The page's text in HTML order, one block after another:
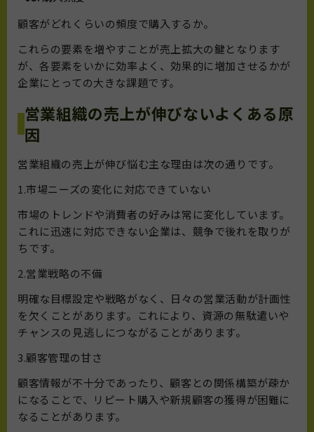
顧客がどれくらいの頻度で購入するか。
これらの要素を増やすことが売上拡大の鍵となります
が、各要素をいかに効率よく、効果的に増加させるかが
企業にとっての大きな課題です。
営業組織の売上が伸びないよくある原
因
営業組織の売上が伸び悩む主な理由は次の通りです。
1.市場ニーズの変化に対応できていない
市場のトレンドや消費者の好みは常に変化しています。
これに迅速に対応できない企業は、競争で後れを取りが
ちです。
2.営業戦略の不備
明確な目標設定や戦略がなく、日々の営業活動が計画性
を欠くことがあります。これにより、資源の無駄遣いや
チャンスの見逃しにつながることがあります。
3.顧客管理の甘さ
顧客情報が不十分であったり、顧客との関係構築が疎か
になることで、リピート購入や新規顧客の獲得が困難に
なることがあります。